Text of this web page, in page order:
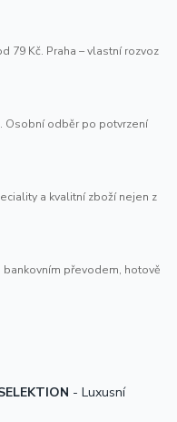
79 Kč. Praha – vlastní rozvoz
Osobní odběr po potvrzení
a kvalitní zboží nejen z
převodem, hotově
- Luxusní